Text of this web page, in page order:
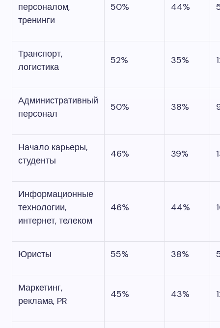
персоналом,
тренинги
50% 44%
Транспорт,
логистика
52% 35%
Административный
персонал
50% 38%
Начало карьеры,
студенты
46% 39%
Информационные
технологии,
интернет, телеком
46% 44%
Юристы 55% 38%
Маркетинг,
реклама, PR
45% 43%